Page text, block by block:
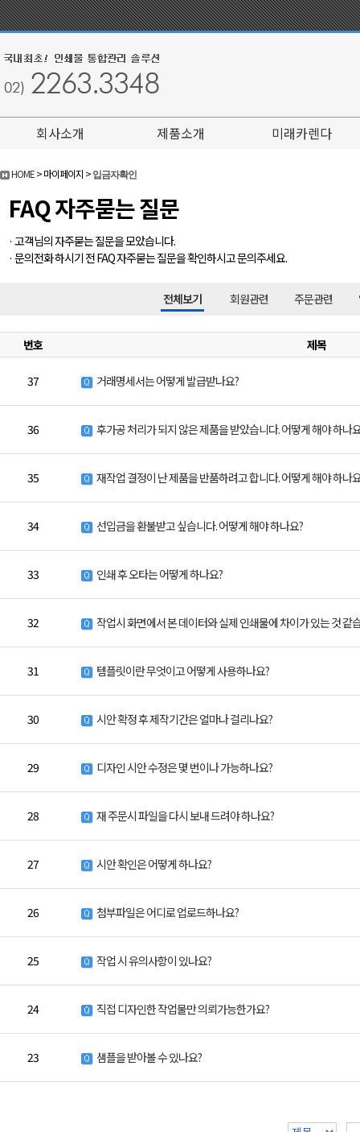
회사소개 제품소개 미래카렌다
HOME> 마이페이지 > 입금자확인
FAQ 자주묻는 질문
· 고객님의 자주묻는 질문을 모았습니다.
· 문의전화 하시기 전 FAQ 자주묻는 질문을 확인하시고 문의주세요.
전체보기 회원관련 주문관련
번호 제목
37 거래명세서는 어떻게 발급받나요?
36 후가공 처리가 되지 않은 제품을 받았습니다. 어떻게 해야 하나
35 재작업 결정이 난 제품을 반품하려고 합니다. 어떻게 해야 하나
34 선입금을 환불받고 싶습니다. 어떻게 해야 하나요?
33 인쇄 후 오타는 어떻게 하나요?
32 작업시 화면에서 본 데이터와 실제 인쇄물에 차이가 있는 것 같
31 템플릿이란 무엇이고 어떻게 사용하나요?
30 시안 확정 후 제작기간은 얼마나 걸리나요?
29 디자인 시안 수정은 몇 번이나 가능하나요?
28 재 주문시 파일을 다시 보내 드려야 하나요?
27 시안 확인은 어떻게 하나요?
26 첨부파일은 어디로 업로드하나요?
25 작업 시 유의사항이 있나요?
24 직접 디자인한 작업물만 의뢰가능한가요?
23 샘플을 받아볼 수 있나요?